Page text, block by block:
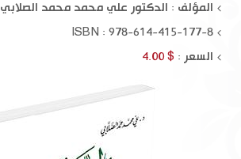
المؤلف : الدكتور علي محمد محمد الصلابي
ISBN : 978-614-415-177-8
السعر : $ 4.00